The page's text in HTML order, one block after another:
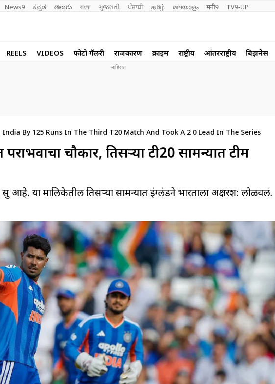
News9 ಕನ್ನಡ తెలుగు বাংলা ગુજરાતી ਪੰਜਾਬੀ தமிழ் മലയാളം मनी9 TV9-UP
REELS VIDEOS फोटो गॅलरी राजकारण क्राईम राष्ट्रीय आंतरराष्ट्रीय बिझनेस
India By 125 Runs In The Third T20 Match And Took A 2 0 Lead In The Series
चौकार, तिसऱ्या टी20 सामन्यात टीम
आहे. या मालिकेतील तिसऱ्या सामन्यात इंग्लंडने भारताला अक्षरश: लोळवलं.